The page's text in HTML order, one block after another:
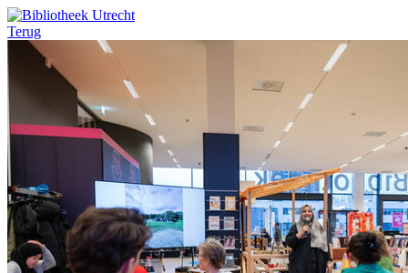
Terug